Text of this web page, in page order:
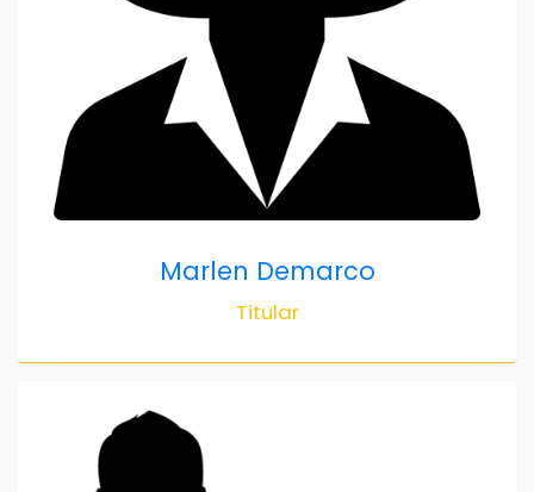
Marlen Demarco
Titular